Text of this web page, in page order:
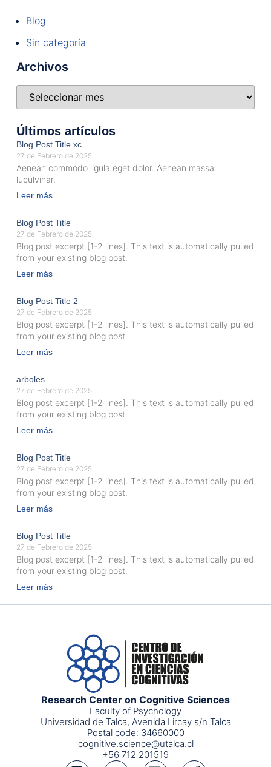
Blog
Sin categoría
Archivos
Últimos artículos
Blog Post Title xc
27 de Febrero de 2025
Aenean commodo ligula eget dolor. Aenean massa.
luculvinar.
Leer más
Blog Post Title
27 de Febrero de 2025
Blog post excerpt [1-2 lines]. This text is automatically pulled
from your existing blog post.
Leer más
Blog Post Title 2
27 de Febrero de 2025
Blog post excerpt [1-2 lines]. This text is automatically pulled
from your existing blog post.
Leer más
arboles
27 de Febrero de 2025
Blog post excerpt [1-2 lines]. This text is automatically pulled
from your existing blog post.
Leer más
Blog Post Title
27 de Febrero de 2025
Blog post excerpt [1-2 lines]. This text is automatically pulled
from your existing blog post.
Leer más
Blog Post Title
27 de Febrero de 2025
Blog post excerpt [1-2 lines]. This text is automatically pulled
from your existing blog post.
Leer más
Research Center on Cognitive Sciences
Faculty of Psychology
Universidad de Talca, Avenida Lircay s/n Talca
Postal code: 34660000
cognitive.science@utalca.cl
+56 712 201519